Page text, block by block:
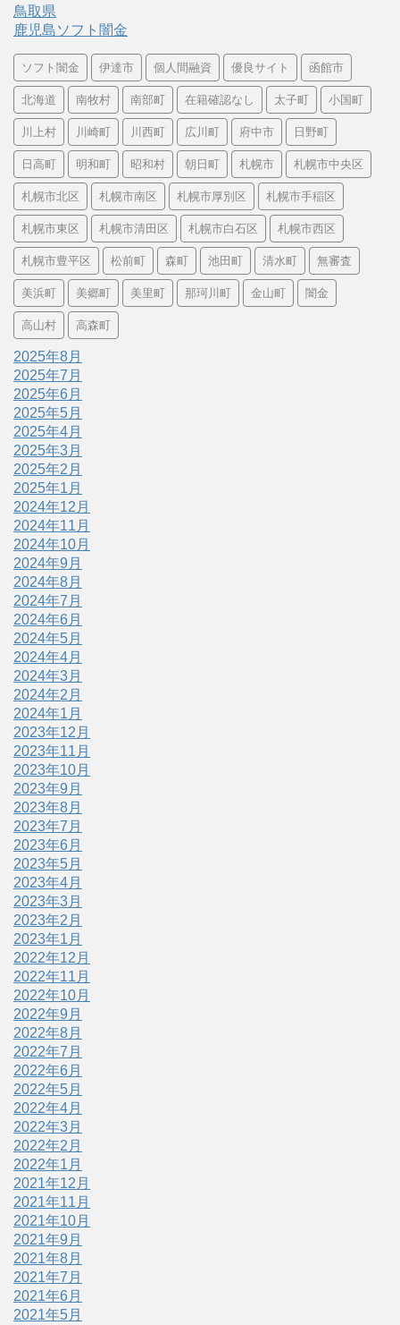
鳥取県
鹿児島ソフト闇金
ソフト闇金 伊達市 個人間融資 優良サイト 函館市
北海道 南牧村 南部町 在籍確認なし 太子町 小国町
川上村 川崎町 川西町 広川町 府中市 日野町
日高町 明和町 昭和村 朝日町 札幌市 札幌市中央区
札幌市北区 札幌市南区 札幌市厚別区 札幌市手稲区
札幌市東区 札幌市清田区 札幌市白石区 札幌市西区
札幌市豊平区 松前町 森町 池田町 清水町 無審査
美浜町 美郷町 美里町 那珂川町 金山町 闇金
高山村 高森町
2025年8月
2025年7月
2025年6月
2025年5月
2025年4月
2025年3月
2025年2月
2025年1月
2024年12月
2024年11月
2024年10月
2024年9月
2024年8月
2024年7月
2024年6月
2024年5月
2024年4月
2024年3月
2024年2月
2024年1月
2023年12月
2023年11月
2023年10月
2023年9月
2023年8月
2023年7月
2023年6月
2023年5月
2023年4月
2023年3月
2023年2月
2023年1月
2022年12月
2022年11月
2022年10月
2022年9月
2022年8月
2022年7月
2022年6月
2022年5月
2022年4月
2022年3月
2022年2月
2022年1月
2021年12月
2021年11月
2021年10月
2021年9月
2021年8月
2021年7月
2021年6月
2021年5月